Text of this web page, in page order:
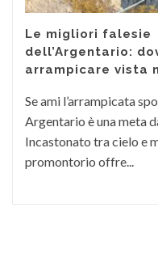
Le migliori falesie
dell’Argentario:
arrampicare vista
Se ami l’arrampicata
Argentario è una meta
Incastonato tra cielo e
promontorio offre...